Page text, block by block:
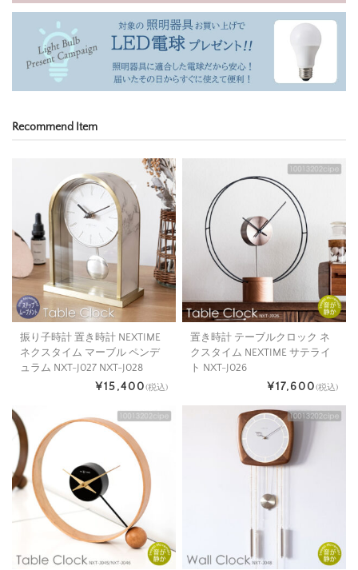
Recommend Item
振り子時計 置き時計 NEXTIME
ネクスタイム マーブル ペンデ
ュラム NXT-J027 NXT-J028
¥15,400(税込)
置き時計 テーブルクロック ネ
クスタイム NEXTIME サテライ
ト NXT-J026
¥17,600(税込)